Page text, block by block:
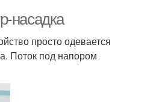
насадка
просто одевается
Поток под напором